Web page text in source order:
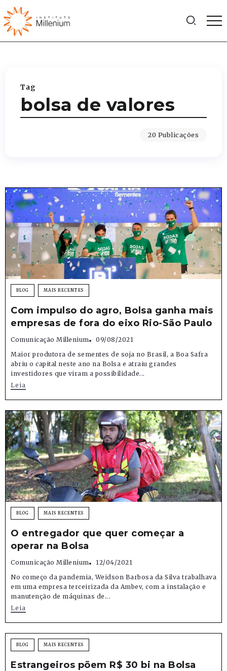
Tag
bolsa de valores
20 Publicações
BLOG MAIS RECENTES
Com impulso do agro, Bolsa ganha mais
empresas de fora do eixo Rio-São Paulo
Comunicação Millenium
09/08/2021
Maior produtora de sementes de soja no Brasil, a Boa Safra
abriu o capital neste ano na Bolsa e atraiu grandes
investidores que viram a possibilidade...
Leia
BLOG MAIS RECENTES
O entregador que quer começar a
operar na Bolsa
Comunicação Millenium
12/04/2021
No começo da pandemia, Weidson Barbosa da Silva trabalhava
em uma empresa terceirizada da Ambev, com a instalação e
manutenção de máquinas de...
Leia
BLOG MAIS RECENTES
Estrangeiros põem R$ 30 bi na Bolsa